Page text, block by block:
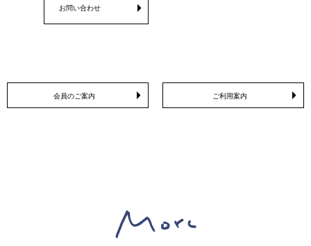
お問い合わせ
会員のご案内 ご利用案内